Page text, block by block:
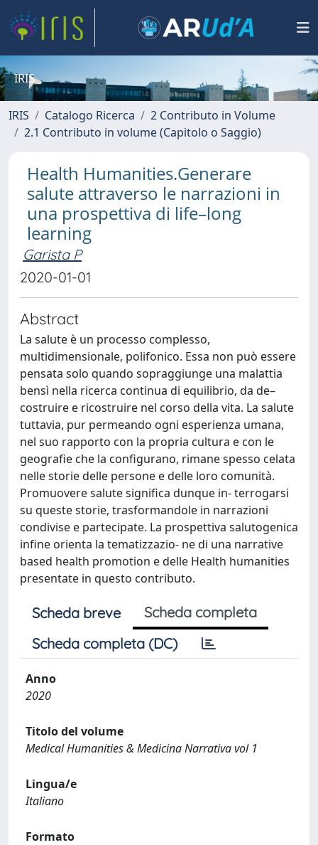
IRIS
IRIS Catalogo Ricerca
2 Contributo in Volume
2.1 Contributo in volume (Capitolo o Saggio)
Health Humanities.Generare
salute attraverso le narrazioni in
una prospettiva di life–long
learning
Garista P
2020-01-01
Abstract
La salute è un processo complesso,
multidimensionale, polifonico. Essa non può essere
pensata solo quando sopraggiunge una malattia
bensì nella ricerca continua di equilibrio, da de–
costruire e ricostruire nel corso della vita. La salute
tuttavia, pur permeando ogni esperienza umana,
nel suo rapporto con la propria cultura e con le
geografie che la configurano, rimane spesso celata
nelle storie delle persone e delle loro comunità.
Promuovere salute significa dunque in- terrogarsi
su queste storie, trasformandole in narrazioni
condivise e partecipate. La prospettiva salutogenica
infine orienta la tematizzazio- ne di una narrative
based health promotion e delle Health humanities
presentate in questo contributo.
Scheda breve
Scheda completa
Scheda completa (DC)
Anno
2020
Titolo del volume
Medical Humanities & Medicina Narrativa vol 1
Lingua/e
Italiano
Formato